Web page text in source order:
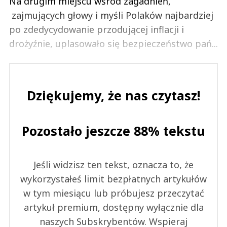
zajmujących głowy i myśli Polaków najbardziej
po zdedycydowanie przodującej inflacji i
drożyźnie, uplasowało się bezpieczeństwo pań...
Dziękujemy, że nas czytasz!
Pozostało jeszcze 88% tekstu
Jeśli widzisz ten tekst, oznacza to, że
wykorzystałeś limit bezpłatnych artykułów
w tym miesiącu lub próbujesz przeczytać
artykuł premium, dostępny wyłącznie dla
naszych Subskrybentów. Wspieraj